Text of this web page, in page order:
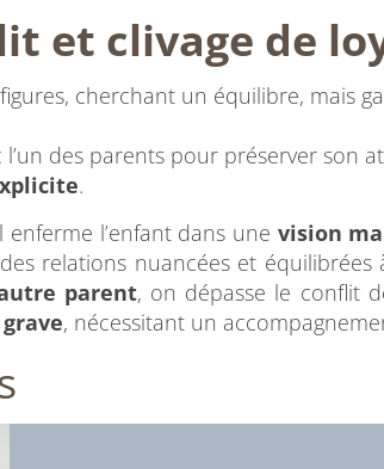
et clivage de
cherchant un équilibre, mais
l’un des parents pour préserver son
.
enferme l’enfant dans une vision
relations nuancées et équilibrées
parent, on dépasse le conflit
, nécessitant un